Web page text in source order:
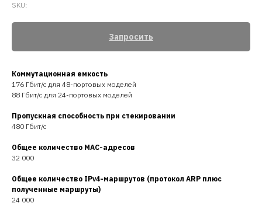
SKU:
Запросить
Коммутационная емкость
176 Гбит/с для 48-портовых моделей
88 Гбит/с для 24-портовых моделей
Пропускная способность при стекировании
480 Гбит/с
Общее количество MAC-адресов
32 000
Общее количество IPv4-маршрутов (протокол ARP плюс
полученные маршруты)
24 000